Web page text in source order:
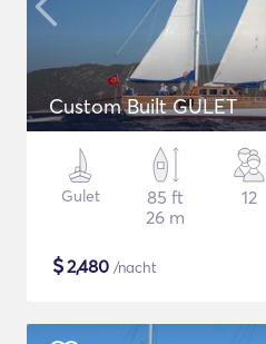
Custom Built GULET
Gulet
85 ft
26 m
12
$2,480 /nacht